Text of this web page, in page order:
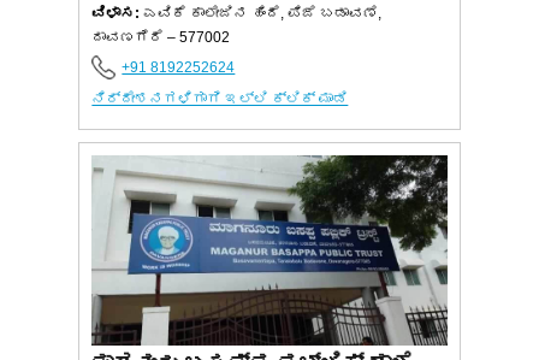
ವಿಳಾಸ: ಎವಿಕೆ ಕಾಲೇಜಿನ ಹಿಂದೆ, ಪಿಜೆ ಬಡಾವಣೆ,
ದಾವಣಗೆರೆ – 577002
+91 8192252624
ನಿರ್ದೇಶನಗಳಿಗಾಗಿ ಇಲ್ಲಿ ಕ್ಲಿಕ್ ಮಾಡಿ